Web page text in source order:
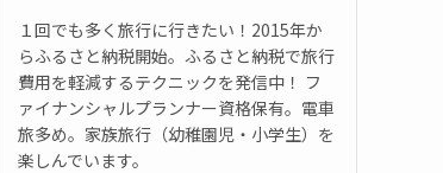
１回でも多く旅行に行きたい！2015年か
らふるさと納税開始。ふるさと納税で旅行
費用を軽減するテクニックを発信中！ フ
ァイナンシャルプランナー資格保有。電車
旅多め。家族旅行（幼稚園児・小学生）を
楽しんでいます。